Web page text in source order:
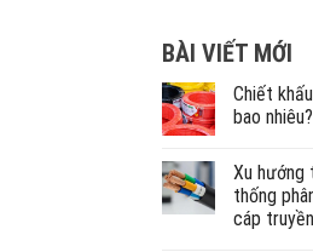
BÀI VIẾT MỚI
Chiết
bao
Xu hướng
thống
cáp